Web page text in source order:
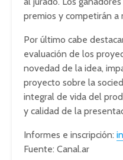
premios y competirán a
Por último cabe
evaluación de los
novedad de la idea,
proyecto sobre la
integral de vida del
y calidad de la
Informes e inscripción:
Fuente: Canal.ar